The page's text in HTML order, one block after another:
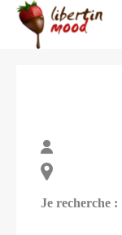
Je recherche :